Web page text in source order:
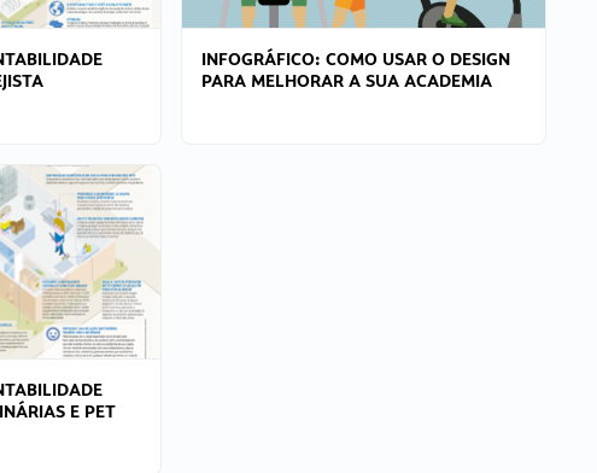
INFOGRÁFICO: COMO USAR O DESIGN
PARA MELHORAR A SUA ACADEMIA
E PET